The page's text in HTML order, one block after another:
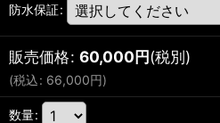
防水保証:
販売価格: 60,000円(税別)
(税込: 66,000円)
数量: